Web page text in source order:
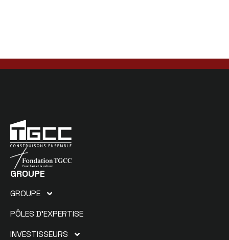
GROUPE
GROUPE
PÔLES D’EXPERTISE
INVESTISSEURS